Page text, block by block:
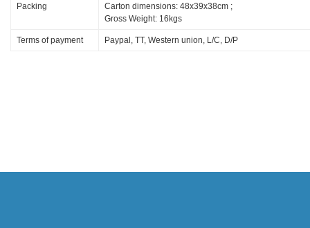
Packing
Carton dimensions: 48x39x38cm ;
Gross Weight: 16kgs
Terms of payment Paypal, TT, Western union, L/C, D/P